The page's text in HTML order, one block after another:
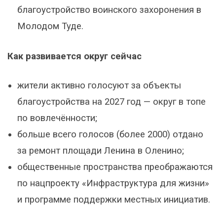
благоустройство воинского захоронения в
Молодом Туде.
Как развивается округ сейчас
жители активно голосуют за объекты
благоустройства на 2027 год — округ в топе
по вовлечённости;
больше всего голосов (более 2000) отдано
за ремонт площади Ленина в Оленино;
общественные пространства преображаются
по нацпроекту «Инфраструктура для жизни»
и программе поддержки местных инициатив.